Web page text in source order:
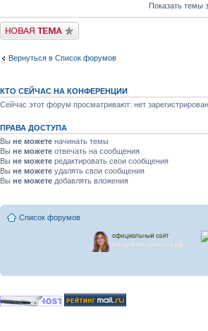
Показать темы
Новая тема
Вернуться в Список форумов
КТО СЕЙЧАС НА КОНФЕРЕНЦИИ
Сейчас этот форум просматривают: нет
ПРАВА ДОСТУПА
Вы не можете начинать темы
Вы не можете отвечать на сообщения
Вы не можете редактировать свои сообщения
Вы не можете удалять свои сообщения
Вы не можете добавлять вложения
Список форумов